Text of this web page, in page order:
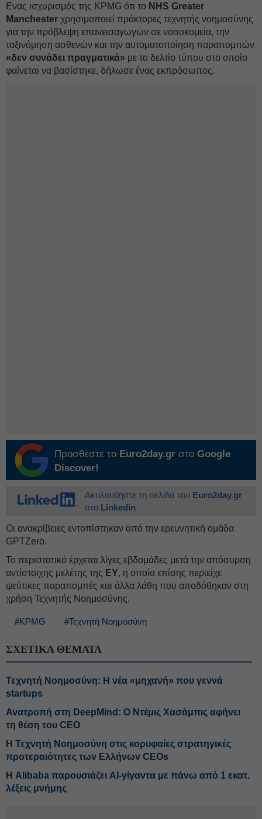
Ενας ισχυρισμός της KPMG ότι το NHS Greater
Manchester χρησιμοποιεί πράκτορες τεχνητής νοημοσύνης
για την πρόβλεψη επανεισαγωγών σε νοσοκομεία, την
ταξινόμηση ασθενών και την αυτοματοποίηση παραπομπών
«δεν συνάδει πραγματικά» με το δελτίο τύπου στο οποίο
φαίνεται να βασίστηκε, δήλωσε ένας εκπρόσωπος.
Προσθέστε το Euro2day.gr στο Google
Discover!
Ακολουθήστε τη σελίδα του Euro2day.gr
στο Linkedin
Οι ανακρίβειες εντοπίστηκαν από την ερευνητική ομάδα
GPTZero.
Το περιστατικό έρχεται λίγες εβδομάδες μετά την απόσυρση
αντίστοιχης μελέτης της EY, η οποία επίσης περιείχε
ψεύτικες παραπομπές και άλλα λάθη που αποδόθηκαν στη
χρήση Τεχνητής Νοημοσύνης.
#KPMG #Τεχνητή Νοημοσύνη
ΣΧΕΤΙΚΑ ΘΕΜΑΤΑ
Τεχνητή Νοημοσύνη: Η νέα «μηχανή» που γεννά
startups
Ανατροπή στη DeepMind: Ο Ντέμις Χασάμπις αφήνει
τη θέση του CEO
Η Τεχνητή Νοημοσύνη στις κορυφαίες στρατηγικές
προτεραιότητες των Ελλήνων CEOs
Η Alibaba παρουσιάζει AI-γίγαντα με πάνω από 1 εκατ.
λέξεις μνήμης